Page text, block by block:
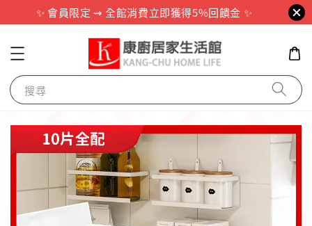
✨ 會員限定 ⇝ 全館消費立即獲得5%回饋金 ✨
搜尋